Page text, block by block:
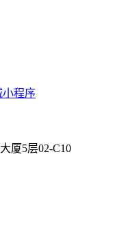
小程序
厦5层02-C10